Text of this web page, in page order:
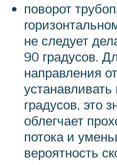
поворот
не следует
90 градусов.
направления
градусов, это
облегчает
потока и
вероятность